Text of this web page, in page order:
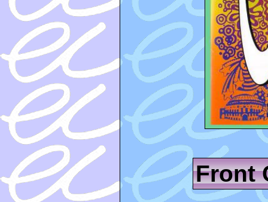
Front